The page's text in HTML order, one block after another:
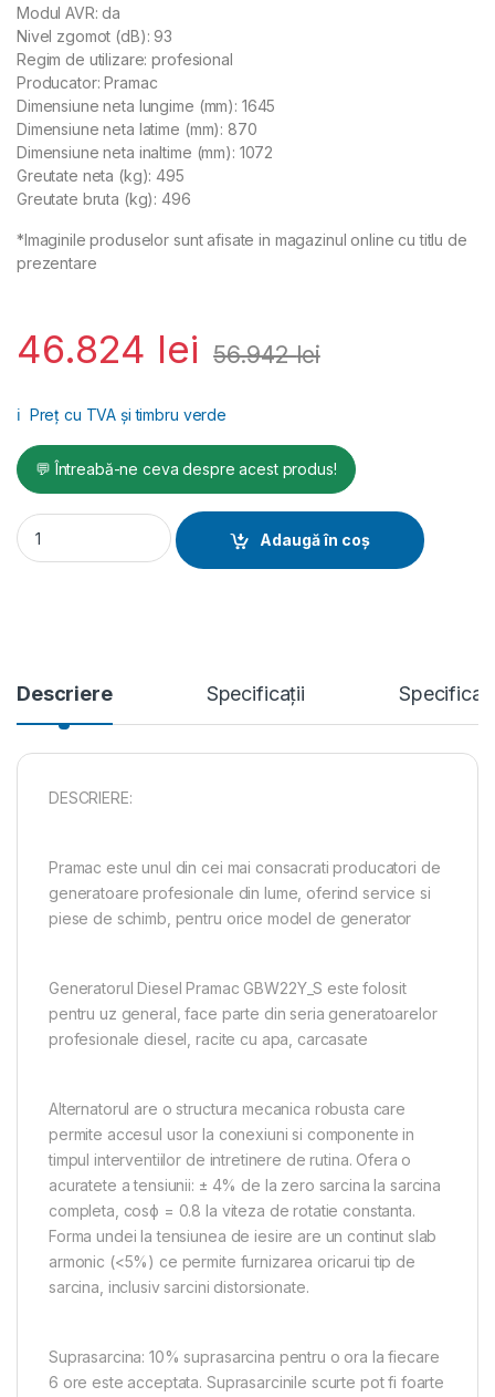
Modul AVR: da
Nivel zgomot (dB): 93
Regim de utilizare: profesional
Producator: Pramac
Dimensiune neta lungime (mm): 1645
Dimensiune neta latime (mm): 870
Dimensiune neta inaltime (mm): 1072
Greutate neta (kg): 495
Greutate bruta (kg): 496
*Imaginile produselor sunt afisate in magazinul online cu titlu de
prezentare
46.824 lei 56.942lei
ℹ️ Preț cu TVA și timbru verde
💬 Întreabă-ne ceva despre acest produs!
Generator de curent diesel Pramac GBW22Y_S,
Adaugă în coș
Descriere Specificații
DESCRIERE:
Pramac este unul din cei mai consacrati producatori de
generatoare profesionale din lume, oferind service si
piese de schimb, pentru orice model de generator
Generatorul Diesel Pramac GBW22Y_S este folosit
pentru uz general, face parte din seria generatoarelor
profesionale diesel, racite cu apa, carcasate
Alternatorul are o structura mecanica robusta care
permite accesul usor la conexiuni si componente in
timpul interventiilor de intretinere de rutina. Ofera o
acuratete a tensiunii: ± 4% de la zero sarcina la sarcina
completa, cosϕ = 0.8 la viteza de rotatie constanta.
Forma undei la tensiunea de iesire are un continut slab
armonic (<5%) ce permite furnizarea oricarui tip de
sarcina, inclusiv sarcini distorsionate.
Suprasarcina: 10% suprasarcina pentru o ora la fiecare
6 ore este acceptata. Suprasarcinile scurte pot fi foarte